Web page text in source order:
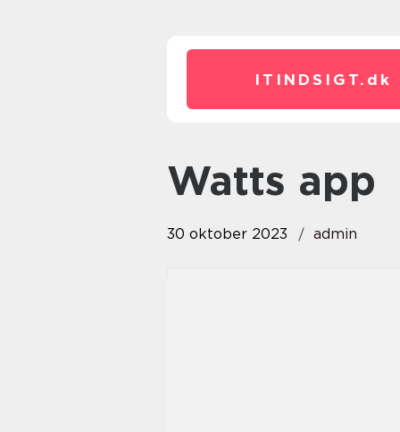
ITINDSIGT. dk
watts app
30 oktober 2023 admin